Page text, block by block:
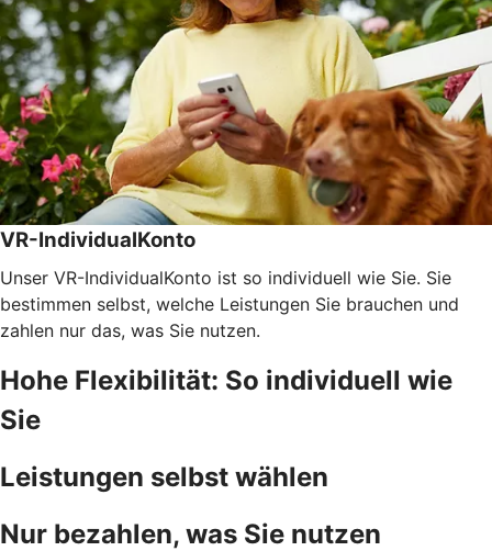
VR-IndividualKonto
Unser VR-IndividualKonto ist so individuell wie Sie. Sie
bestimmen selbst, welche Leistungen Sie brauchen und
zahlen nur das, was Sie nutzen.
Hohe Flexibilität: So individuell wie
Sie
Leistungen selbst wählen
Nur bezahlen, was Sie nutzen